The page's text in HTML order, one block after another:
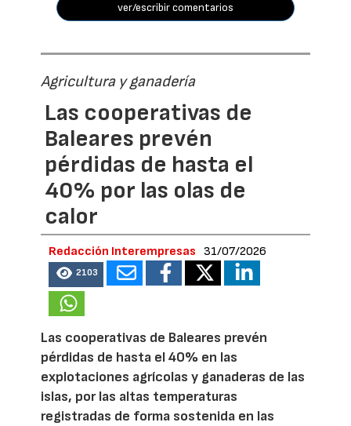
ver/escribir comentarios
Agricultura y ganadería
Las cooperativas de
Baleares prevén
pérdidas de hasta el
40% por las olas de
calor
Redacción Interempresas 31/07/2026
2103
Las cooperativas de Baleares prevén
pérdidas de hasta el 40% en las
explotaciones agrícolas y ganaderas de las
islas, por las altas temperaturas
registradas de forma sostenida en las